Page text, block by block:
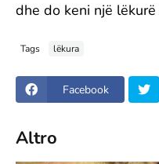
dhe do keni një
Tags lëkura
Facebook
Altro